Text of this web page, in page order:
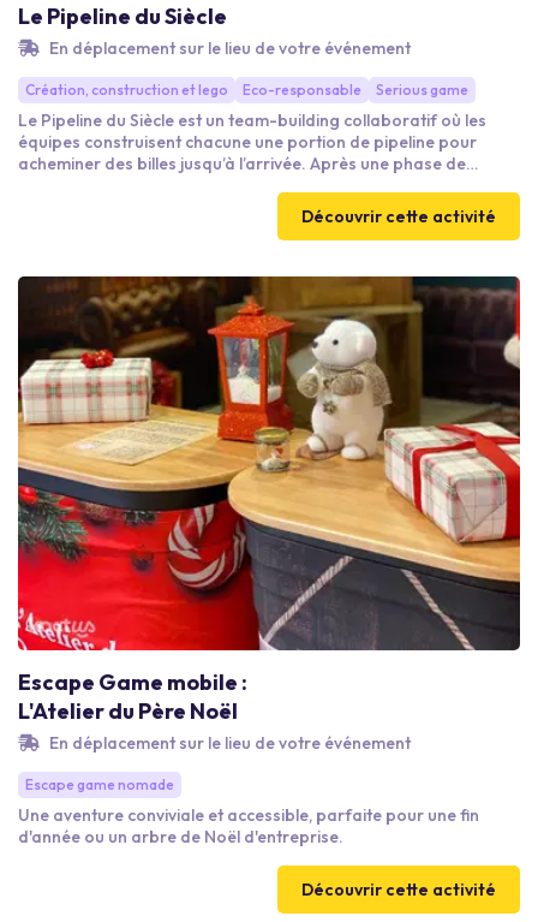
Le Pipeline du Siècle
En déplacement sur le lieu de votre événement
Création, construction et lego Eco-responsable Serious game
Le Pipeline du Siècle est un team-building collaboratif où les
équipes construisent chacune une portion de pipeline pour
acheminer des billes jusqu’à l’arrivée. Après une phase de
celles des autres. L’objectif : réussir un parcours continu, stable
et efficace. L’activité stimule communication, coopération,
Découvrir cette activité
Escape Game mobile :
L'Atelier du Père Noël
En déplacement sur le lieu de votre événement
Escape game nomade
Une aventure conviviale et accessible, parfaite pour une fin
d'année ou un arbre de Noël d'entreprise.
Découvrir cette activité